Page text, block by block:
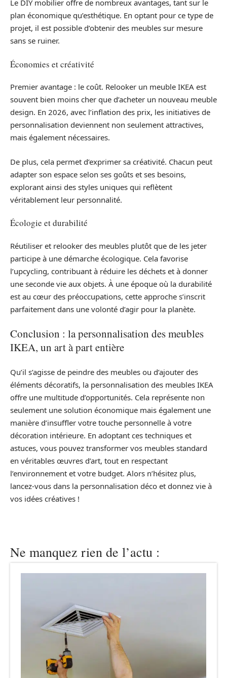
Le DIY mobilier offre de nombreux avantages, tant sur le
plan économique qu’esthétique. En optant pour ce type de
projet, il est possible d’obtenir des meubles sur mesure
sans se ruiner.
Économies et créativité
Premier avantage : le coût. Relooker un meuble IKEA est
souvent bien moins cher que d’acheter un nouveau meuble
design. En 2026, avec l’inflation des prix, les initiatives de
personnalisation deviennent non seulement attractives,
mais également nécessaires.
De plus, cela permet d’exprimer sa créativité. Chacun peut
adapter son espace selon ses goûts et ses besoins,
explorant ainsi des styles uniques qui reflètent
véritablement leur personnalité.
Écologie et durabilité
Réutiliser et relooker des meubles plutôt que de les jeter
participe à une démarche écologique. Cela favorise
l’upcycling, contribuant à réduire les déchets et à donner
une seconde vie aux objets. À une époque où la durabilité
est au cœur des préoccupations, cette approche s’inscrit
parfaitement dans une volonté d’agir pour la planète.
Conclusion : la personnalisation des meubles
IKEA, un art à part entière
Qu’il s’agisse de peindre des meubles ou d’ajouter des
éléments décoratifs, la personnalisation des meubles IKEA
offre une multitude d’opportunités. Cela représente non
seulement une solution économique mais également une
manière d’insuffler votre touche personnelle à votre
décoration intérieure. En adoptant ces techniques et
astuces, vous pouvez transformer vos meubles standard
en véritables œuvres d’art, tout en respectant
l’environnement et votre budget. Alors n’hésitez plus,
lancez-vous dans la personnalisation déco et donnez vie à
vos idées créatives !
Ne manquez rien de l’actu :